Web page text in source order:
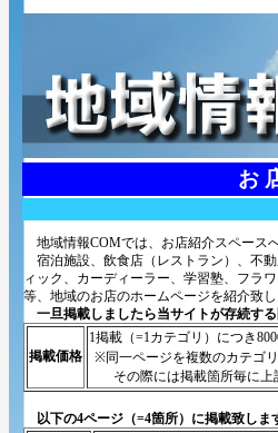
お
地域情報COMでは、お店紹介スペース
宿泊施設、飲食店（レストラン）、不
ィック、カーディーラー、学習塾、フラ
等、地域のお店のホームページを紹介致し
一旦掲載しましたら当サイトが存続す
掲載価格
1掲載（=1カテゴリ）につき
※同一ページを複数のカテゴ
その際には掲載箇所毎に上
以下の4ページ（=4箇所）に掲載致しま